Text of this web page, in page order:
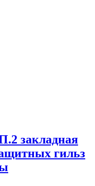
закладная
гильз